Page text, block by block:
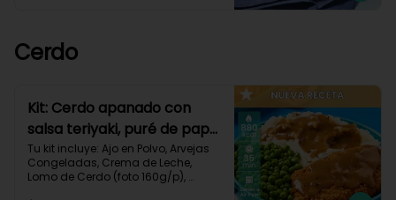
Cerdo
Kit: Cerdo apanado con
salsa teriyaki, puré de papa
al ajillo y arvejas-150
Tu kit incluye: Ajo en Polvo, Arvejas
Congeladas, Crema de Leche,
Lomo de Cerdo (foto 160g/p),